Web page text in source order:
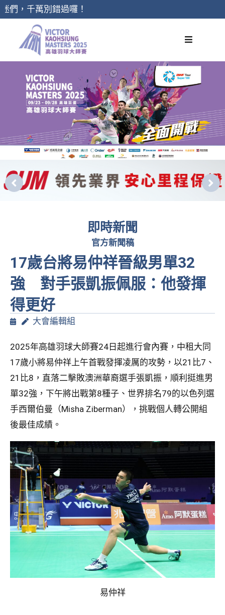
跳，千萬別錯過囉！
即時新聞
官方新聞稿
17歲台將易仲祥晉級男單32
強 對手張凱振佩服：他發揮
得更好
大會編輯組
2025年高雄羽球大師賽24日起進行會內賽，中租大同
17歲小將易仲祥上午首戰發揮凌厲的攻勢，以21比7、
21比8，直落二擊敗澳洲華裔選手張凱振，順利挺進男
單32強，下午將出戰第8種子、世界排名79的以色列選
手西爾伯曼（Misha Ziberman），挑戰個人轉公開組
後最佳成績。
易仲祥